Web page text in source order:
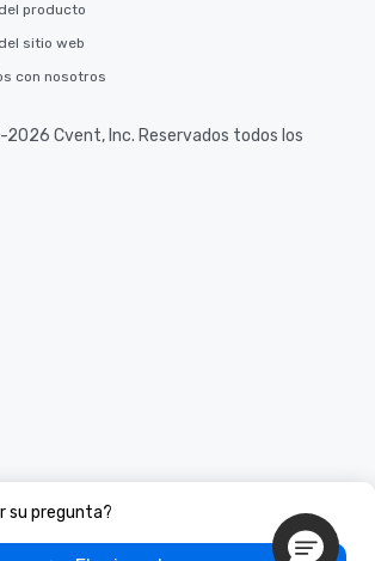
su pregunta?
producto
sitio web
con nosotros
Cvent, Inc. Reservados todos los